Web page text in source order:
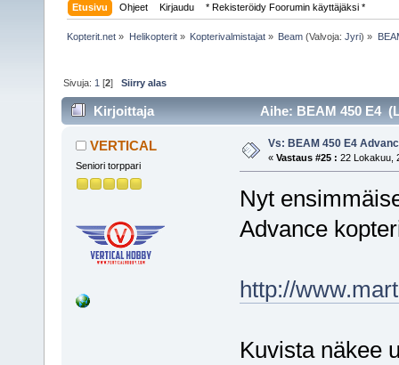
Etusivu Ohjeet Kirjaudu * Rekisteröidy Foorumin käyttäjäksi *
Kopterit.net » Helikopterit» Kopterivalmistajat» Beam (Valvoja:Jyri) »
Sivuja: 1 [2]Siirry alas
Kirjoittaja Aihe: BEAM 450 E4
VERTICAL
Seniori torppari
Vs: BEAM 450 E4
« Vastaus #25 : 22 Lokakuu,
Nyt
Advance
http://
Kuvista näkee